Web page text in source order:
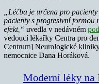
„Léčba je určena pro
pacienty s progresivní formou
efekt,“ uvedla v nedávném
vedoucí lékařky Centra pro
Centrum] Neurologické
nemocnice Dana Horáková.
Moderní léky na